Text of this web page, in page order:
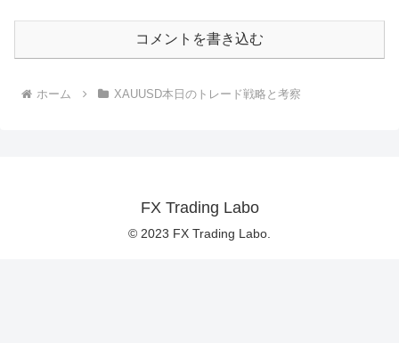
コメントを書き込む
ホーム XAUUSD本日のトレード戦略と考察
FX Trading Labo
© 2023 FX Trading Labo.